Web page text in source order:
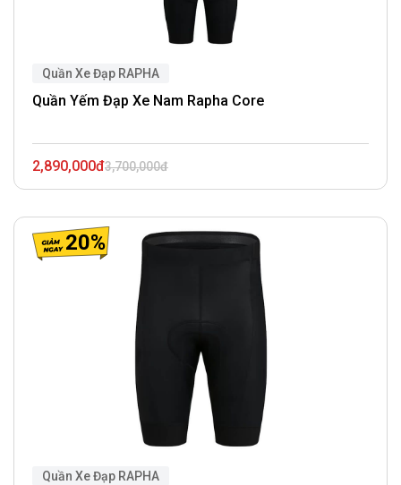
Quần Xe Đạp RAPHA
Quần Yếm Đạp Xe Nam Rapha Core
2,890,000đ3,700,000đ
20%
Quần Xe Đạp RAPHA